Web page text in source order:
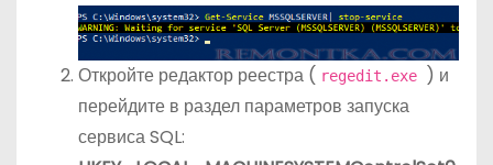
Откройте редактор реестра ( regedit.exe
) и
перейдите в раздел параметров запуска
сервиса SQL: